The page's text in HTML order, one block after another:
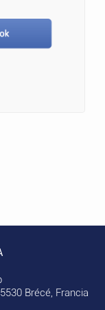
Brécé, Francia